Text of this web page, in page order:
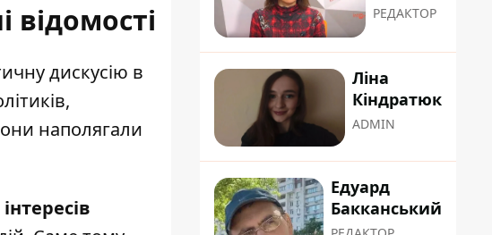
дискусію в
наполягали
РЕДАКТОР
Ліна
Кіндратюк
ADMIN
Едуард
Бакканський